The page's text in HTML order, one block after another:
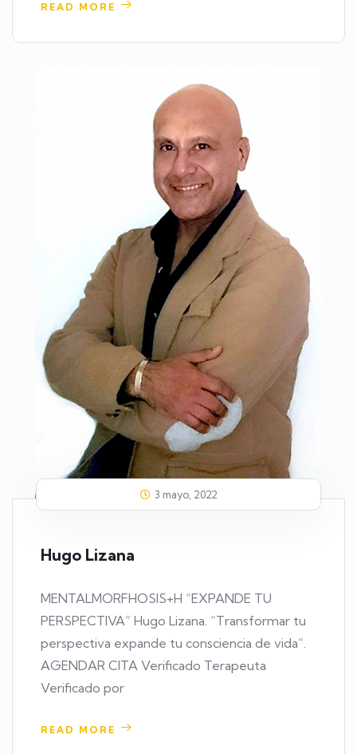
READ MORE
3 mayo, 2022
Hugo Lizana
MENTALMORFHOSIS+H “EXPANDE TU
PERSPECTIVA” Hugo Lizana. “Transformar tu
perspectiva expande tu consciencia de vida”.
AGENDAR CITA Verificado Terapeuta
Verificado por
READ MORE